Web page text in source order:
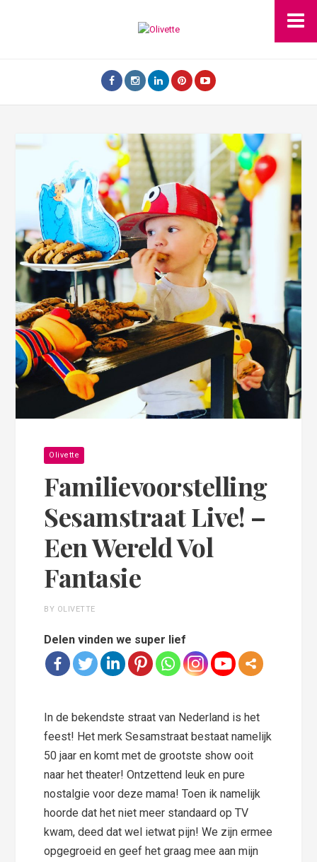
Olivette
Familievoorstelling
Sesamstraat Live! –
Een Wereld Vol
Fantasie
BY OLIVETTE
Delen vinden we super lief
In de bekendste straat van Nederland is het
feest! Het merk Sesamstraat bestaat namelijk
50 jaar en komt met de grootste show ooit
naar het theater! Ontzettend leuk en pure
nostalgie voor deze mama! Toen ik namelijk
hoorde dat het niet meer standaard op TV
kwam, deed dat wel ietwat pijn! We zijn ermee
opgegroeid en geef het graag mee aan mijn